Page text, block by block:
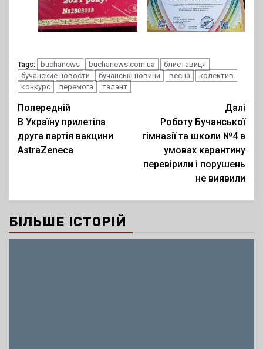
Tags: buchanews buchanews.com.ua
блиставиця
бучанские новости
бучанські новини весна
колектив
конкурс
перемога талант
Post
navigation
Попередній
В Україну прилетіла
друга партія вакцини
AstraZeneca
Далі
Роботу Бучанської
гімназії та школи №4 в
умовах карантину
перевірили і порушень
не виявили
БІЛЬШЕ ІСТОРІЙ